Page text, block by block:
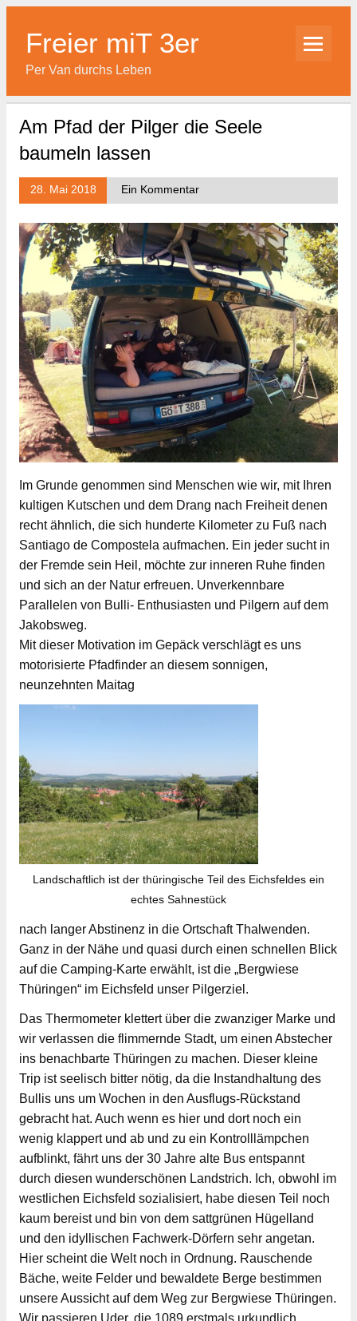
Skip
contentFreier miT 3er
Per Van durchs Leben
Am Pfad der Pilger die Seele
baumeln lassen
28. Mai 2018 Ein Kommentar
Im Grunde genommen sind Menschen wie wir, mit Ihren
kultigen Kutschen und dem Drang nach Freiheit denen
recht ähnlich, die sich hunderte Kilometer zu Fuß nach
Santiago de Compostela aufmachen. Ein jeder sucht in
der Fremde sein Heil, möchte zur inneren Ruhe finden
und sich an der Natur erfreuen. Unverkennbare
Parallelen von Bulli- Enthusiasten und Pilgern auf dem
Jakobsweg.
Mit dieser Motivation im Gepäck verschlägt es uns
motorisierte Pfadfinder an diesem sonnigen,
neunzehnten Maitag
Landschaftlich ist der thüringische Teil des Eichsfeldes ein
echtes Sahnestück
nach langer Abstinenz in die Ortschaft Thalwenden.
Ganz in der Nähe und quasi durch einen schnellen Blick
auf die Camping-Karte erwählt, ist die „Bergwiese
Thüringen“ im Eichsfeld unser Pilgerziel.
Das Thermometer klettert über die zwanziger Marke und
wir verlassen die flimmernde Stadt, um einen Abstecher
ins benachbarte Thüringen zu machen. Dieser kleine
Trip ist seelisch bitter nötig, da die Instandhaltung des
Bullis uns um Wochen in den Ausflugs-Rückstand
gebracht hat. Auch wenn es hier und dort noch ein
wenig klappert und ab und zu ein Kontrolllämpchen
aufblinkt, fährt uns der 30 Jahre alte Bus entspannt
durch diesen wunderschönen Landstrich. Ich, obwohl im
westlichen Eichsfeld sozialisiert, habe diesen Teil noch
kaum bereist und bin von dem sattgrünen Hügelland
und den idyllischen Fachwerk-Dörfern sehr angetan.
Hier scheint die Welt noch in Ordnung. Rauschende
Bäche, weite Felder und bewaldete Berge bestimmen
unsere Aussicht auf dem Weg zur Bergwiese Thüringen.